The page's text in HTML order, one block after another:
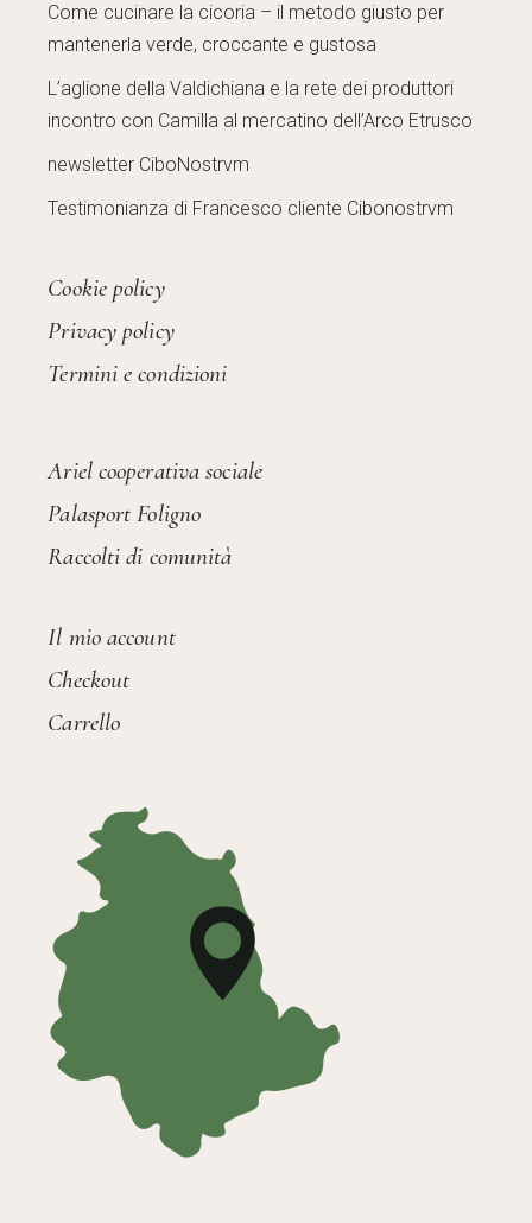
Come cucinare la cicoria – il metodo giusto per
mantenerla verde, croccante e gustosa
L’aglione della Valdichiana e la rete dei produttori
incontro con Camilla al mercatino dell’Arco Etrusco
newsletter CiboNostrvm
Testimonianza di Francesco cliente Cibonostrvm
Cookie policy
Privacy policy
Termini e condizioni
Ariel cooperativa sociale
Palasport Foligno
Raccolti di comunità
Il mio account
Checkout
Carrello